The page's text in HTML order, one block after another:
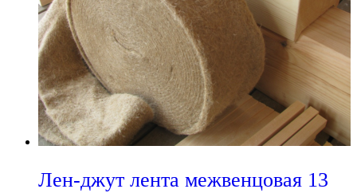
Лен-джут лента межвенцовая 13